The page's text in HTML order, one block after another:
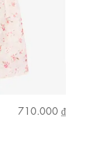
710.000 ₫